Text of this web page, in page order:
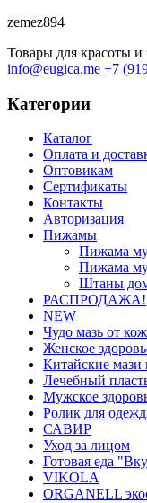
zemez894
Товары для красоты и
info@eugica.me +7
Категории
Каталог
Оплата и
Оптовикам
Сертификаты
Контакты
Авторизация
Пижамы
Пижама
Пижама
Штаны
РАСПРОДАЖА!
NEW
Чудо мазь от
Женское
Китайские мази
Лечебный
Мужское
Ролик для
САВИР
Уход за лицом
Готовая еда
VIKOLA
ORGANELL